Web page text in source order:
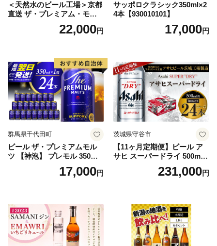
＜天然水のビール工場＞京都
直送 ザ・プレミアム・モル
ツ 350ml×24本 プレモル [149
22,000円
サッポロクラシック350ml×2
4本【930010101】
17,000円
群馬県千代田町
ビール ザ・プレミアムモル
ツ 【神泡】 プレモル 350ml
× 24本 サントリー〈天然水の
ビール工場〉群馬※沖縄・離
17,000円
茨城県守谷市
【11ヶ月定期便】ビール ア
サヒ スーパードライ 500ml 2
4本 1ケース×11ヶ月 | アサヒ
ビール 究極の辛口 酒 お酒 ア
uper dry 11回 缶ビール 缶 ギ
フト 内祝い 茨城県守谷市 送
料無料
231,000円